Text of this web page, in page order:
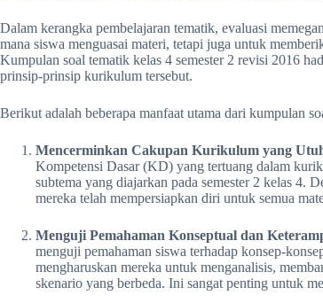
Dalam kerangka pembelajaran tematik, evaluasi
mana siswa menguasai materi, tetapi juga untuk
Kumpulan soal tematik kelas 4 semester 2 revisi 2016
prinsip-prinsip kurikulum tersebut.
Berikut adalah beberapa manfaat utama dari kumpulan
Mencerminkan Cakupan Kurikulum yang
Kompetensi Dasar (KD) yang tertuang dalam
subtema yang diajarkan pada semester 2 kelas 4.
mereka telah mempersiapkan diri untuk semua
Menguji Pemahaman Konseptual dan
menguji pemahaman siswa terhadap konsep-
mengharuskan mereka untuk menganalisis,
skenario yang berbeda. Ini sangat penting untuk